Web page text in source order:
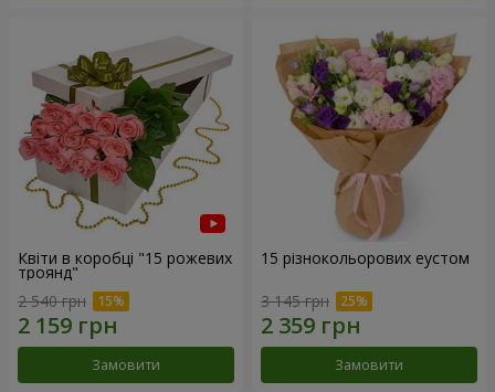
Квіти в коробці "15 рожевих
троянд"
2 540 грн
Замовити
15 різнокольорових еустом
3 145 грн
Замовити